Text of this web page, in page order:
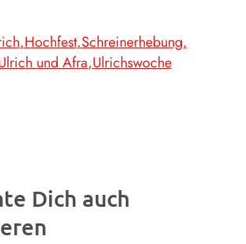
Hochfest Schreinerhebung
und Afra Ulrichswoche
Dich auch